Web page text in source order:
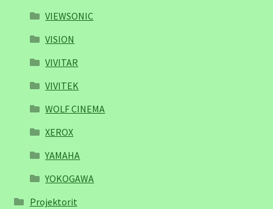
VIEWSONIC
VISION
VIVITAR
VIVITEK
WOLF CINEMA
XEROX
YAMAHA
YOKOGAWA
Projektorit